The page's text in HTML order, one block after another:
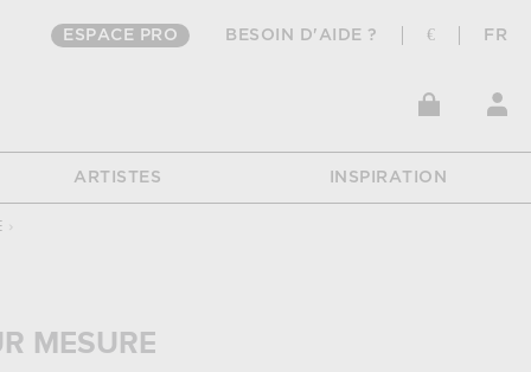
ESPACE PRO BESOIN D'AIDE ? € FR
ARTISTES INSPIRATION
›
MESURE